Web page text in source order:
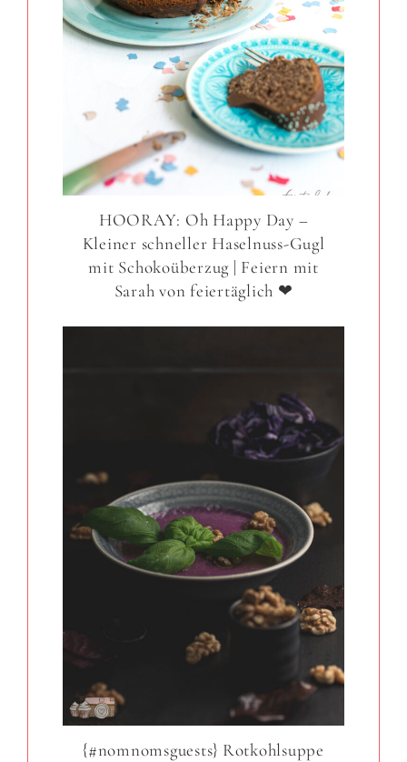
HOORAY: Oh Happy Day –
Kleiner schneller Haselnuss-Gugl
mit Schokoüberzug | Feiern mit
Sarah von feiertäglich ❤
{#nomnomsguests} Rotkohlsuppe